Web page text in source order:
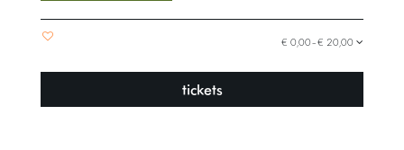
€ 0,00–€ 20,00
tickets